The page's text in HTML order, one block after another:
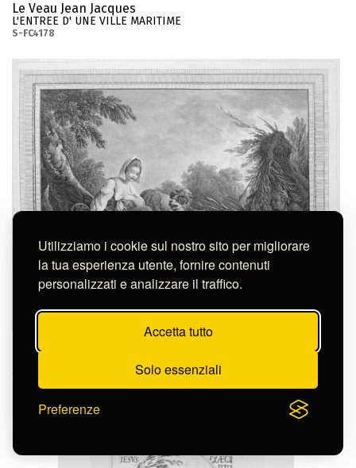
Utilizziamo i cookie sul nostro sito per migliorare
la tua esperienza utente, fornire contenuti
personalizzati e analizzare il traffico.
Accetta tutto
Solo essenziali
Preferenze
Le Veau Jean Jacques
L'ENTREE D' UNE VILLE MARITIME
S-FC4178
Le Veau Jean Jacques